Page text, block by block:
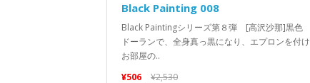
Black Painting 008
Black Paintingシリーズ第８弾 [高沢沙那]黒色
ドーランで、全身真っ黒になり、エプロンを付け
お部屋の..
¥506
¥2,530